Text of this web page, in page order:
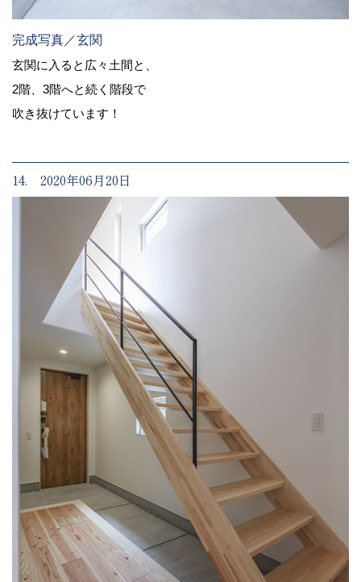
完成写真／玄関
玄関に入ると広々土間と、
2階、3階へと続く階段で
吹き抜けています！
14. 2020年06月20日